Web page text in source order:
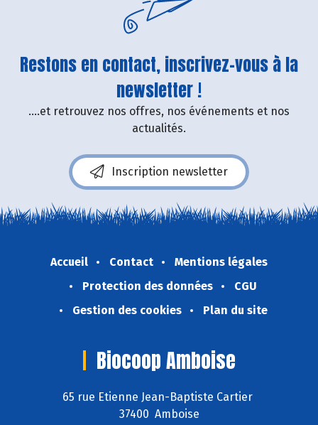
Restons en contact, inscrivez-vous à la
newsletter !
....et retrouvez nos offres, nos événements et nos
actualités.
Inscription newsletter
Accueil Contact
Mentions légales
Protection des données
CGU
Gestion des cookies
Plan du site
Biocoop Amboise
65 rue Etienne Jean-Baptiste Cartier
37400 Amboise